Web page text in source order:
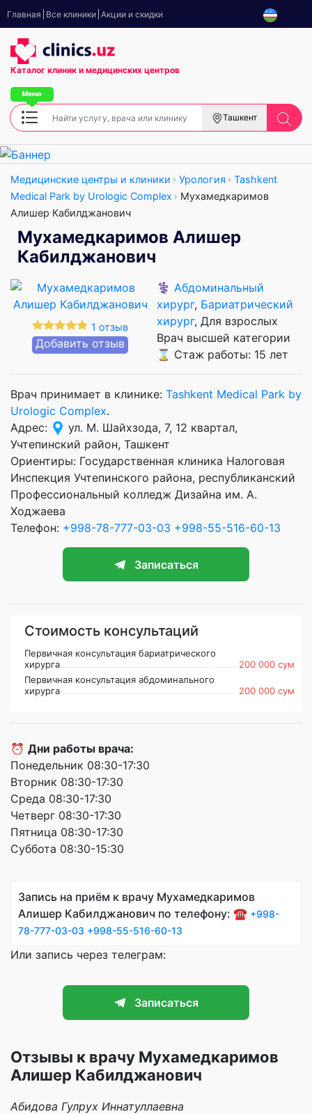
Главная Все клиники Акции и скидки
Каталог клиник и медицинских центров
Ташкент
Медицинские центры и клиники Урология
Tashkent
Medical Park by Urologic Complex
Мухамедкаримов
Алишер Кабилджанович
Мухамедкаримов Алишер
Кабилджанович
1 отзыв
Добавить отзыв
⚕️ Абдоминальный
хирург, Бариатрический
хирург, Для взрослых
Врач высшей категории
⌛ Стаж работы: 15 лет
Врач принимает в клинике: Tashkent Medical Park by
Urologic Complex.
Адрес:
ул. М. Шайхзода, 7, 12 квартал,
Учтепинский район, Ташкент
Ориентиры: Государственная клиника Налоговая
Инспекция Учтепинского района, республиканский
Профессиональный колледж Дизайна им. А.
Ходжаева
Телефон: +998-78-777-03-03 +998-55-516-60-13
Записаться
Стоимость консультаций
Первичная консультация бариатрического
хирурга
200 000 сум
Первичная консультация абдоминального
хирурга
200 000 сум
⏰ Дни работы врача:
Понедельник 08:30-17:30
Вторник 08:30-17:30
Среда 08:30-17:30
Четверг 08:30-17:30
Пятница 08:30-17:30
Суббота 08:30-15:30
Запись на приём к врачу Мухамедкаримов
Алишер Кабилджанович по телефону: ☎️ +998-
78-777-03-03 +998-55-516-60-13
Или запись через телеграм:
Записаться
Отзывы к врачу Мухамедкаримов
Алишер Кабилджанович
Абидова Гулрух Иннатуллаевна